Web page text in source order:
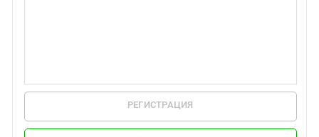
РЕГИСТРАЦИЯ